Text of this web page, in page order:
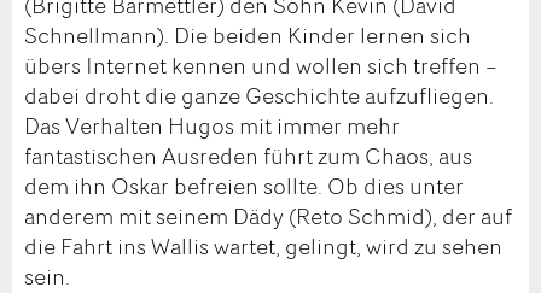
Schnellmann). Die beiden Kinder lernen sich
übers Internet kennen und wollen sich treffen –
dabei droht die ganze Geschichte aufzufliegen.
Das Verhalten Hugos mit immer mehr
fantastischen Ausreden führt zum Chaos, aus
dem ihn Oskar befreien sollte. Ob dies unter
anderem mit seinem Dädy (Reto Schmid), der auf
die Fahrt ins Wallis wartet, gelingt, wird zu sehen
sein.